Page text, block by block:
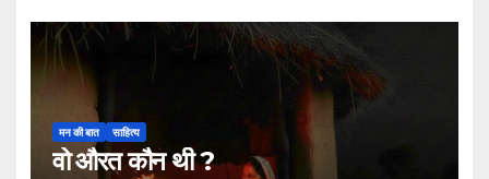
मन की बात साहित्य
वो औरत कौन थी ?